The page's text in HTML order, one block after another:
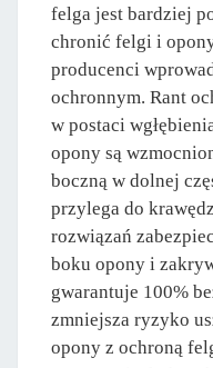
felga jest bardziej
chronić felgi i
producenci
ochronnym. Rant
w postaci
opony są
boczną w dolnej
przylega do
rozwiązań
boku opony i
gwarantuje 100%
zmniejsza ryzyko
opony z ochroną